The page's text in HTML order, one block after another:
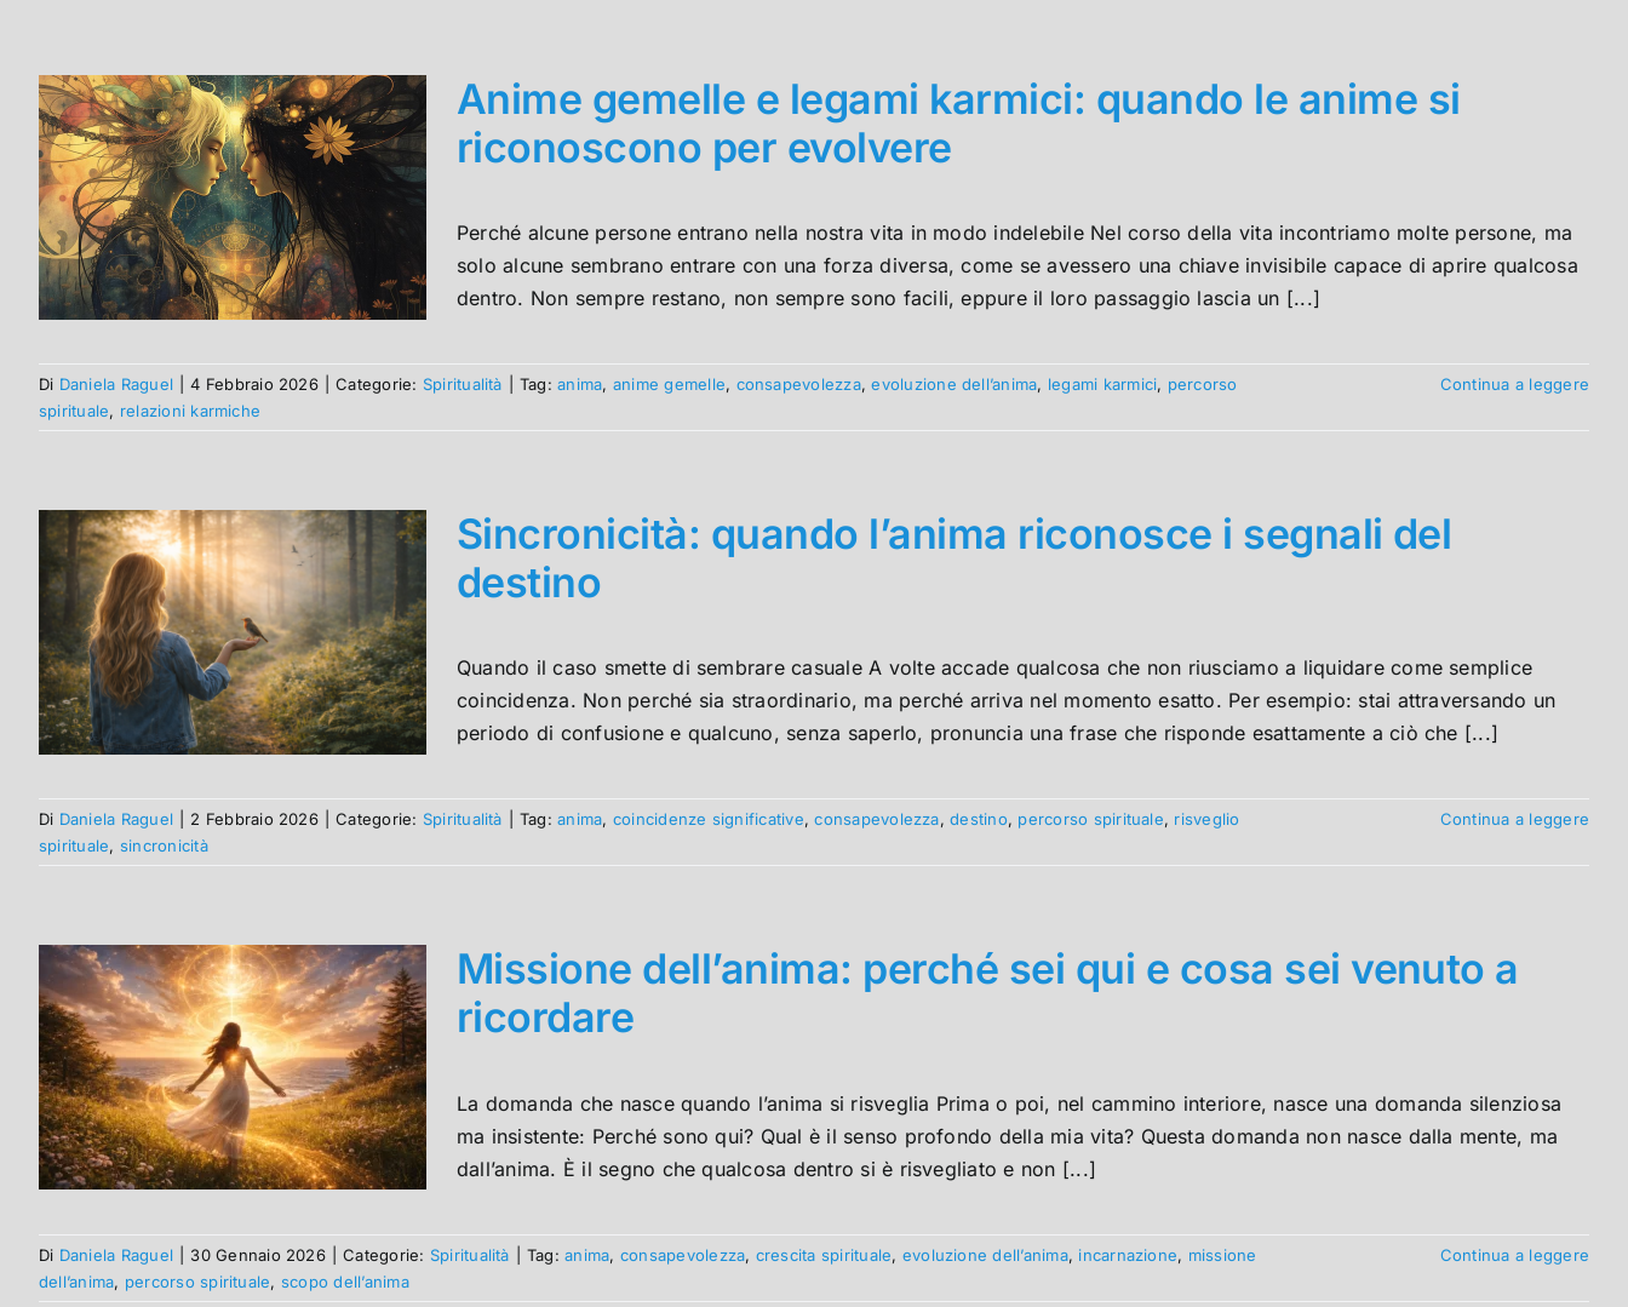
Anime gemelle e legami karmici: quando le anime si
riconoscono per evolvere
Perché alcune persone entrano nella nostra vita in modo indelebile Nel corso della vita incontriamo molte persone, ma
solo alcune sembrano entrare con una forza diversa, come se avessero una chiave invisibile capace di aprire qualcosa
dentro. Non sempre restano, non sempre sono facili, eppure il loro passaggio lascia un [...]
Di Daniela Raguel 4 Febbraio 2026 Categorie: Spiritualità Tag:anima, anime gemelle, consapevolezza,evoluzione dell’anima, legami karmici, percorso
spirituale, relazioni karmiche
Continua a leggere
Sincronicità: quando l’anima riconosce i segnali del
destino
Quando il caso smette di sembrare casuale A volte accade qualcosa che non riusciamo a liquidare come semplice
coincidenza. Non perché sia straordinario, ma perché arriva nel momento esatto. Per esempio: stai attraversando un
periodo di confusione e qualcuno, senza saperlo, pronuncia una frase che risponde esattamente a ciò che [...]
Di Daniela Raguel 2 Febbraio 2026 Categorie: Spiritualità Tag:anima, coincidenze significative,consapevolezza,destino, percorso spirituale, risveglio
spirituale, sincronicità
Continua a leggere
Missione dell’anima: perché sei qui e cosa sei venuto a
ricordare
La domanda che nasce quando l’anima si risveglia Prima o poi, nel cammino interiore, nasce una domanda silenziosa
ma insistente: Perché sono qui? Qual è il senso profondo della mia vita? Questa domanda non nasce dalla mente, ma
dall’anima. È il segno che qualcosa dentro si è risvegliato e non [...]
Di Daniela Raguel 30 Gennaio 2026 Categorie: Spiritualità Tag:anima, consapevolezza, crescita spirituale, evoluzione dell’anima, incarnazione, missione
dell’anima, percorso spirituale, scopo dell’anima
Continua a leggere